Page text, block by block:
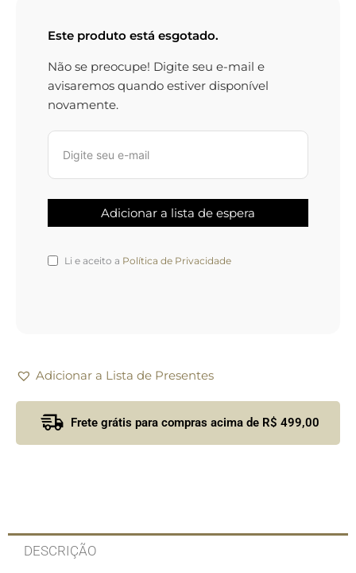
Este produto está esgotado.
Não se preocupe! Digite seu e-mail e
avisaremos quando estiver disponível
novamente.
Li e aceito a Política de Privacidade
Adicionar a Lista de Presentes
Frete grátis para compras acima de R$ 499,00
DESCRIÇÃO